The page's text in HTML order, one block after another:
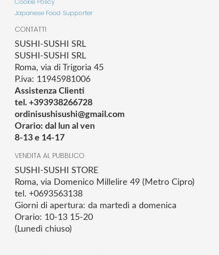
Japanese Food Supporter
CONTATTI
SUSHI-SUSHI SRL
SUSHI-SUSHI SRL
Roma, via di Trigoria 45
P.iva: 11945981006
Assistenza Clienti
tel. +393938266728
ordinisushisushi@gmail.com
Orario: dal lun al ven
8-13 e 14-17
VENDITA AL PUBBLICO
SUSHI-SUSHI STORE
Roma, via Domenico Millelire 49 (Metro Cipro)
tel. +0693563138
Giorni di apertura: da martedì a domenica
Orario: 10-13 15-20
(Lunedì chiuso)